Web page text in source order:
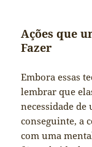
Ações que
Fazer
Embora essas
lembrar que
necessidade
conseguinte, a
com uma